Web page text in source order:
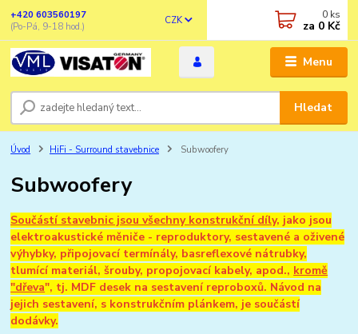
Menu
CZK
Hledat
+420 603560197
(Po-Pá, 9-18 hod.)
0 ks
za 0 Kč
Úvod HiFi - Surround stavebnice Subwoofery
Subwoofery
Součástí stavebnic jsou všechny konstrukční díly, jako jsou
elektroakustické měniče - reproduktory, sestavené a oživené
výhybky, připojovací termínály, basreflexové nátrubky,
tlumící materiál, šrouby, propojovací kabely, apod., kromě
"dřeva", tj. MDF desek na sestavení reproboxů. Návod na
jejich sestavení, s konstrukčním plánkem, je součástí
dodávky.